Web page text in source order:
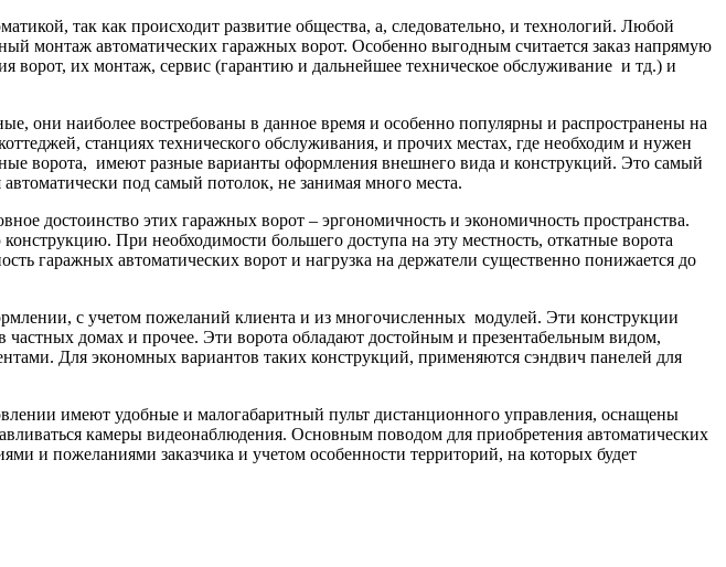
так как происходит развитие общества, а, следовательно, и технологий. Любой
монтаж автоматических гаражных ворот. Особенно выгодным считается заказ напрямую
ворот, их монтаж, сервис (гарантию и дальнейшее техническое обслуживание и тд.) и
они наиболее востребованы в данное время и особенно популярны и распространены на
станциях технического обслуживания, и прочих местах, где необходим и нужен
ворота, имеют разные варианты оформления внешнего вида и конструкций. Это самый
под самый потолок, не занимая много места.
достоинство этих гаражных ворот – эргономичность и экономичность пространства.
При необходимости большего доступа на эту местность, откатные ворота
гаражных автоматических ворот и нагрузка на держатели существенно понижается до
с учетом пожеланий клиента и из многочисленных модулей. Эти конструкции
домах и прочее. Эти ворота обладают достойным и презентабельным видом,
Для экономных вариантов таких конструкций, применяются сэндвич панелей для
имеют удобные и малогабаритный пульт дистанционного управления, оснащены
камеры видеонаблюдения. Основным поводом для приобретения автоматических
и пожеланиями заказчика и учетом особенности территорий, на которых будет